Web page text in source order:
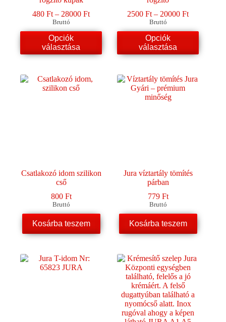
480Ft – 28000FtÁrtartomány:
-
Bruttó
Opciók
választása
Ennek
a
terméknek
van.
A
2500Ft – 20000Ft
-
Bruttó
Opciók
választása
Ennek
a
terméknek
van.
A
változatok
Csatlakozó idom szilikon
cső
800 Ft
Bruttó
Kosárba teszem
Jura víztartály tömítés
párban
779 Ft
Bruttó
Kosárba teszem